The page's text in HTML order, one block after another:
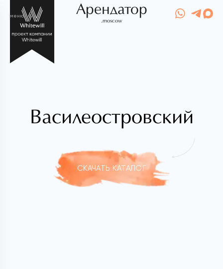
меню Арендатор
.moscow
Василеостровский
СКАЧАТЬ КАТАЛОГ